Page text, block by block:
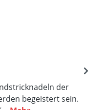
der
begeistert sein.